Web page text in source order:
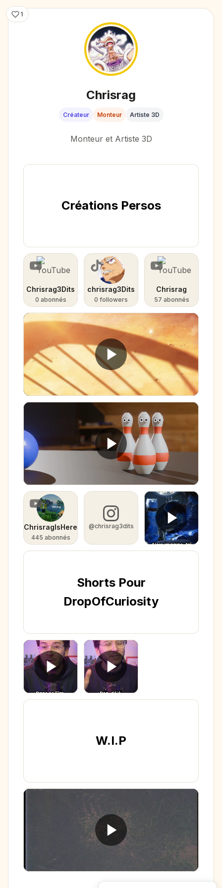
1
Chrisrag
Créateur Monteur Artiste 3D
Monteur et Artiste 3D
Créations Persos
Chrisrag3Dits
0 abonnés
chrisrag3Dits
0 followers
Chrisrag
57 abonnés
ChrisragIsHere
445 abonnés
@chrisrag3dits
Shorts Pour
DropOfCuriosity
W.I.P